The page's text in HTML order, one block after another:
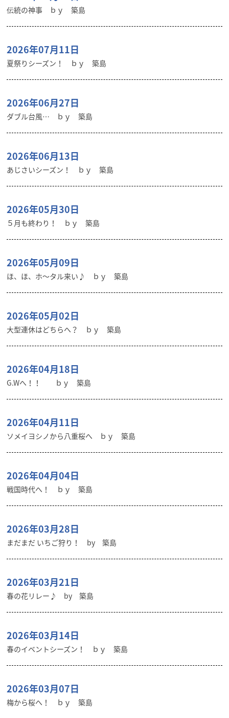
伝統の神事 ｂｙ 築島
2026年07月11日
夏祭りシーズン！ ｂｙ 築島
2026年06月27日
ダブル台風… ｂｙ 築島
2026年06月13日
あじさいシーズン！ ｂｙ 築島
2026年05月30日
５月も終わり！ ｂｙ 築島
2026年05月09日
ほ、ほ、ホ～タル来い♪ ｂｙ 築島
2026年05月02日
大型連休はどちらへ？ ｂｙ 築島
2026年04月18日
G.Wへ！！ ｂｙ 築島
2026年04月11日
ソメイヨシノから八重桜へ ｂｙ 築島
2026年04月04日
戦国時代へ！ ｂｙ 築島
2026年03月28日
まだまだ いちご狩り！ by 築島
2026年03月21日
春の花リレー♪ by 築島
2026年03月14日
春のイベントシーズン！ ｂｙ 築島
2026年03月07日
梅から桜へ！ ｂｙ 築島